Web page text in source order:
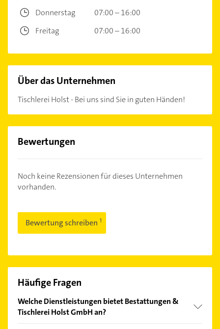
Donnerstag
07:00 – 16:00
Freitag
07:00 – 16:00
Über das Unternehmen
Tischlerei Holst - Bei uns sind Sie in guten Händen!
Bewertungen
Noch keine Rezensionen für dieses Unternehmen
vorhanden.
Bewertung schreiben
Häufige Fragen
Welche Dienstleistungen bietet Bestattungen &
Tischlerei Holst GmbH an?